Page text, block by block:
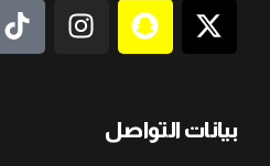
بيانات التواصل